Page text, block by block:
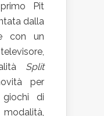
Pit
dalla
con un
Split
per
giochi di